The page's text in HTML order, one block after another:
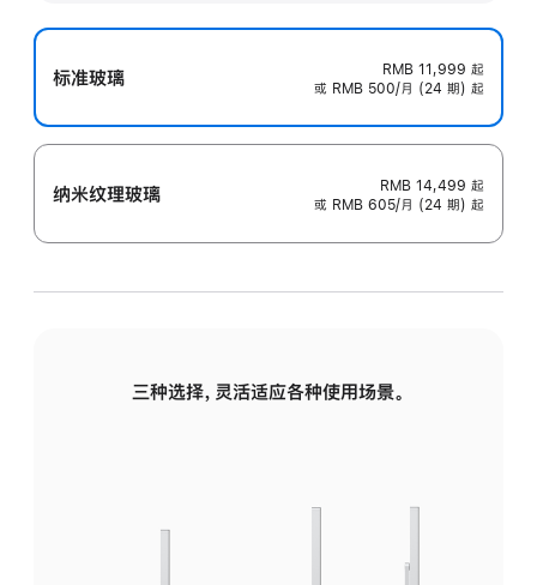
标准玻璃 RMB 11,999 起
或 RMB 500/月 (24 期) 起
纳米纹理玻璃 RMB 14,499 起
或 RMB 605/月 (24 期) 起
三种选择，灵活适应各种使用场景。